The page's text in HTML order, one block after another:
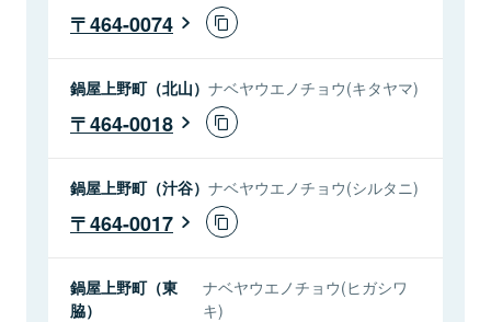
464-0074
鍋屋上野町（北山） ナベヤウエノチョウ(キタヤマ)
464-0018
鍋屋上野町（汁谷） ナベヤウエノチョウ(シルタニ)
464-0017
鍋屋上野町（東
脇）
ナベヤウエノチョウ(ヒガシワ
キ)